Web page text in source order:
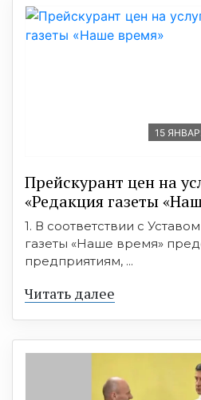
15
Прейскурант цен на
«Редакция газеты
1. В соответствии с
газеты «Наше время»
предприятиям, ...
Читать далее